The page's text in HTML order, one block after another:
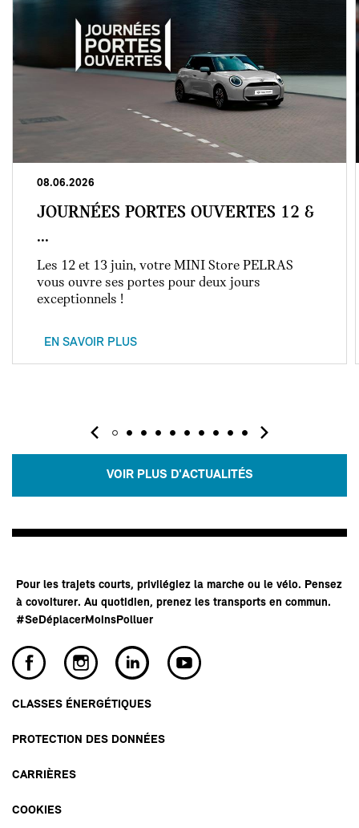
08.06.2026
JOURNÉES PORTES OUVERTES 12 &
...
Les 12 et 13 juin, votre MINI Store PELRAS
vous ouvre ses portes pour deux jours
exceptionnels !
EN SAVOIR PLUS
VOIR PLUS D'ACTUALITÉS
Pour les trajets courts, privilégiez la marche ou le vélo. Pensez
à covoiturer. Au quotidien, prenez les transports en commun.
#SeDéplacerMoinsPolluer
CLASSES ÉNERGÉTIQUES
PROTECTION DES DONNÉES
CARRIÈRES
COOKIES